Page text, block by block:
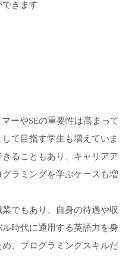
きます
ーやSEの重要性は高まって
て目指す学生も増えていま
ることもあり、キャリアア
ラミングを学ぶケースも増
でもあり、自身の待遇や収
時代に通用する英語力を身
、プログラミングスキルだ